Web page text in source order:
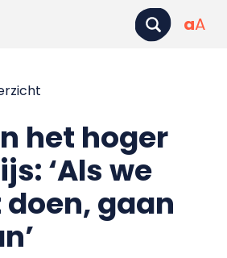
aA
het hoger
‘Als we
gaan